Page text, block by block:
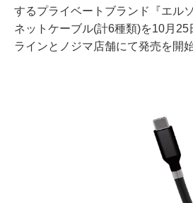
するプライベートブランド『エル
ネットケーブル(計6種類)を10月25
ラインとノジマ店舗にて発売を開